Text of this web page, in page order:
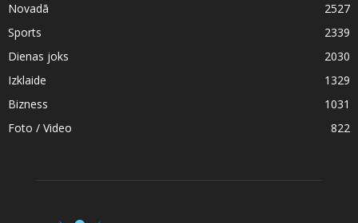
Novadā
2527
Sports
2339
Dienas joks
2030
Izklaide
1329
Bizness
1031
Foto / Video
822